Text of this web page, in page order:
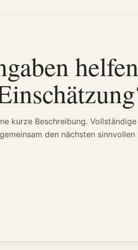
kurze Beschreibung.
den nächsten